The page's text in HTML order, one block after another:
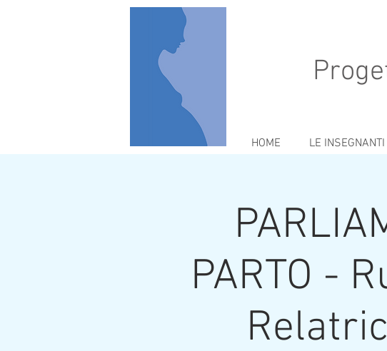
HOME LE INSEGNANTI
PARTO -